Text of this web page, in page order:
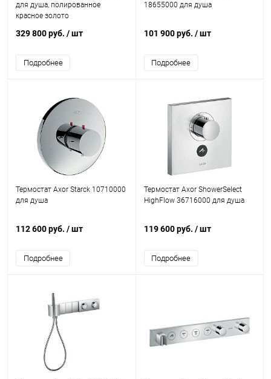
для душа, полированное
красное золото
329 800 руб. / шт
Подробнее
18655000 для душа
101 900 руб. / шт
Подробнее
Термостат Axor Starck 10710000
для душа
112 600 руб. / шт
Подробнее
Термостат Axor ShowerSelect
HighFlow 36716000 для душа
119 600 руб. / шт
Подробнее